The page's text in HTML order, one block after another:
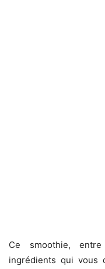
Ce smoothie,
ingrédients qui vous